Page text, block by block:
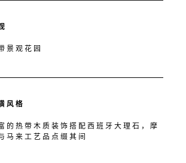
景观花园
风格
的热带木质装饰搭配西班牙大理石，摩
马来工艺品点缀其间